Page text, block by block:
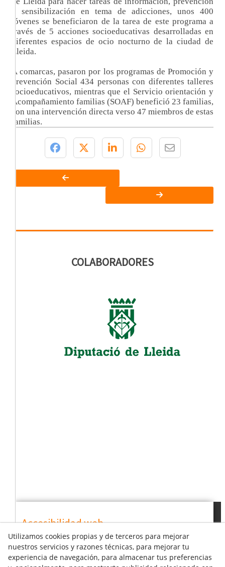
y sensibilización en tema de adicciones, unos 400
jóvenes se beneficiaron de la tarea de este programa a
través de 5 acciones socioeducativas desarrolladas en
diferentes espacios de ocio nocturno de la ciudad de
Lleida.
A comarcas, pasaron por los programas de Promoción y
Prevención Social 434 personas con diferentes talleres
socioeducativos, mientras que el Servicio orientación y
Acompañamiento familias (SOAF) benefició 23 familias,
con una intervención directa verso 47 miembros de estas
familias.
COLABORADORES
Accesibilidad web
Fuente Augmentar
Utilizamos cookies propias y de terceros para mejorar
nuestros servicios y razones técnicas, para mejorar tu
experiencia de navegación, para almacenar tus preferencias